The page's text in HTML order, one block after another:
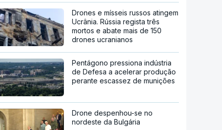
Drones e mísseis russos atingem
Ucrânia. Rússia regista três
mortos e abate mais de 150
drones ucranianos
Pentágono pressiona indústria
de Defesa a acelerar produção
perante escassez de munições
Drone despenhou-se no
nordeste da Bulgária